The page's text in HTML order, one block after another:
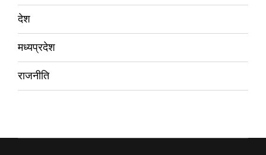
देश
मध्यप्रदेश
राजनीति